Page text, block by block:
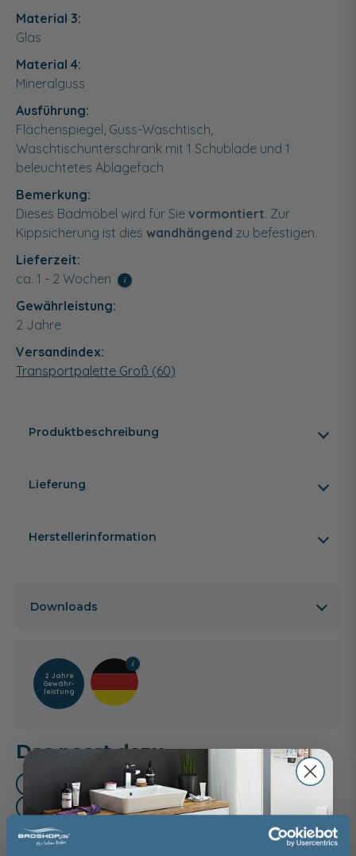
Material 3:
Glas
Material 4:
Mineralguss
Ausführung:
Flächenspiegel, Guss-Waschtisch,
Waschtischunterschrank mit 1 Schublade und 1
beleuchtetes Ablagefach
Bemerkung:
Dieses Badmöbel wird für Sie vormontiert. Zur
Kippsicherung ist dies wandhängend zu befestigen.
Lieferzeit:
ca. 1 - 2 Wochen
i
Gewährleistung:
2 Jahre
Versandindex:
Transportpalette Groß (60)
Produktbeschreibung
Lieferung
Herstellerinformation
Downloads
2 Jahre
Gewähr­
leistung
Das passt dazu
Raumsparsiphon (1)
Handtuchhalter (3)
Waschtischarmatur (3)
Mittelschrank (4)